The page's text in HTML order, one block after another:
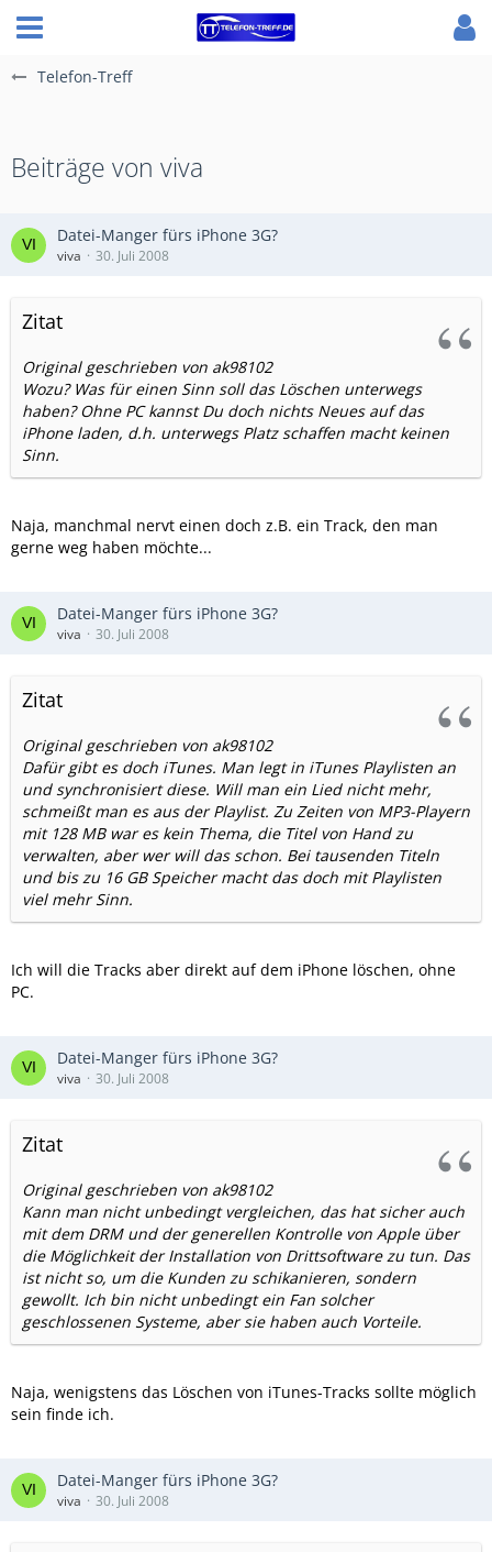
Telefon-Treff
Beiträge von viva
Datei-Manger fürs iPhone 3G?
viva 30. Juli 2008
Zitat
Original geschrieben von ak98102
Wozu? Was für einen Sinn soll das Löschen unterwegs
haben? Ohne PC kannst Du doch nichts Neues auf das
iPhone laden, d.h. unterwegs Platz schaffen macht keinen
Sinn.
Naja, manchmal nervt einen doch z.B. ein Track, den man
gerne weg haben möchte...
Datei-Manger fürs iPhone 3G?
viva 30. Juli 2008
Zitat
Original geschrieben von ak98102
Dafür gibt es doch iTunes. Man legt in iTunes Playlisten an
und synchronisiert diese. Will man ein Lied nicht mehr,
schmeißt man es aus der Playlist. Zu Zeiten von MP3-Playern
mit 128 MB war es kein Thema, die Titel von Hand zu
verwalten, aber wer will das schon. Bei tausenden Titeln
und bis zu 16 GB Speicher macht das doch mit Playlisten
viel mehr Sinn.
Ich will die Tracks aber direkt auf dem iPhone löschen, ohne
PC.
Datei-Manger fürs iPhone 3G?
viva 30. Juli 2008
Zitat
Original geschrieben von ak98102
Kann man nicht unbedingt vergleichen, das hat sicher auch
mit dem DRM und der generellen Kontrolle von Apple über
die Möglichkeit der Installation von Drittsoftware zu tun. Das
ist nicht so, um die Kunden zu schikanieren, sondern
gewollt. Ich bin nicht unbedingt ein Fan solcher
geschlossenen Systeme, aber sie haben auch Vorteile.
Naja, wenigstens das Löschen von iTunes-Tracks sollte möglich
sein finde ich.
Datei-Manger fürs iPhone 3G?
viva 30. Juli 2008